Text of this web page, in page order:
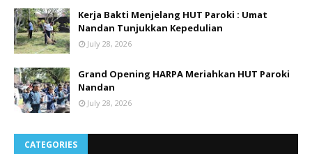
Kerja Bakti Menjelang HUT Paroki : Umat
Nandan Tunjukkan Kepedulian
July 28, 2026
Grand Opening HARPA Meriahkan HUT Paroki
Nandan
July 28, 2026
CATEGORIES